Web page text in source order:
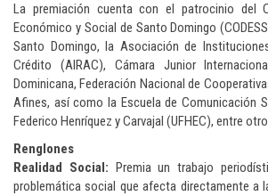
La premiación cuenta con el patrocinio del
Económico y Social de Santo Domingo
Santo Domingo, la Asociación de
Crédito (AIRAC), Cámara Junior
Dominicana, Federación Nacional de
Afines, así como la Escuela de Comunicación
Federico Henríquez y Carvajal (UFHEC), entre
Renglones
Realidad Social: Premia un trabajo
problemática social que afecta directamente a